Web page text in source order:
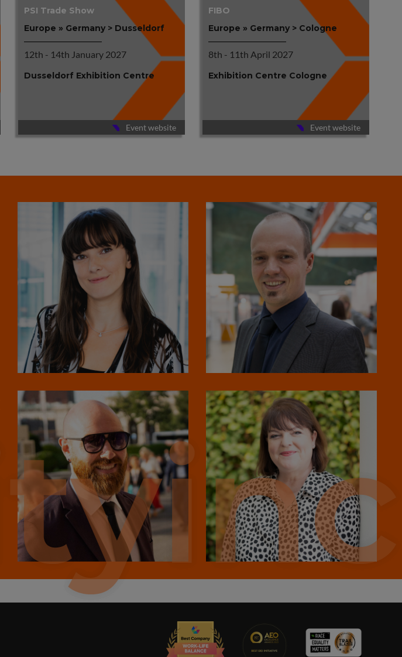
PSI Trade Show
Europe » Germany > Dusseldorf
12th - 14th January 2027
Dusseldorf Exhibition Centre
Event website
FIBO
Europe » Germany > Cologne
8th - 11th April 2027
Exhibition Centre Cologne
Event website